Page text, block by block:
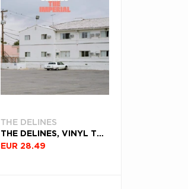
THE DELINES
THE DELINES, VINYL THE IMPERIAL
EUR 28.49